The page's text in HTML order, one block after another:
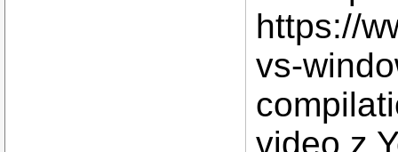
https://
vs-
video z